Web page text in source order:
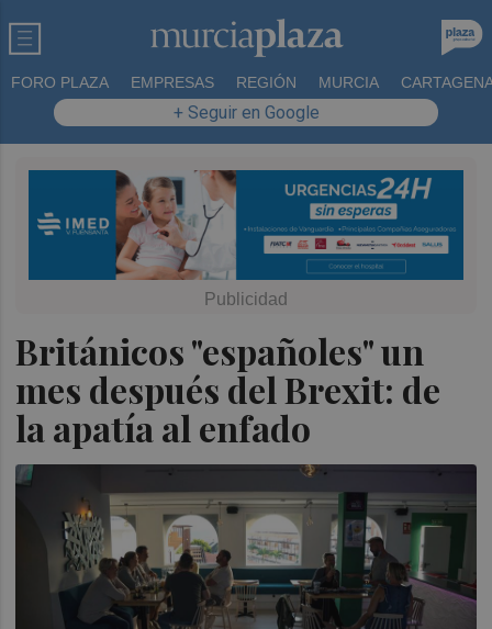
FORO PLAZA EMPRESAS REGIÓN MURCIA
+ Seguir en Google
Británicos "españoles" un
mes después del Brexit: de
la apatía al enfado